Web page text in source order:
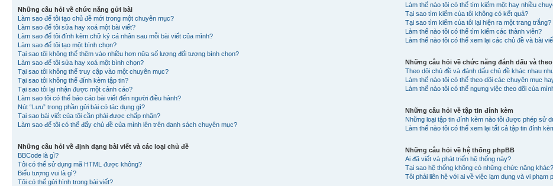
Những câu hỏi về chức năng gửi bài
Làm sao để tôi tạo chủ đề mới trong một chuyên mục?
Làm sao để tôi sửa hay xoá một bài viết?
Làm sao để tôi đính kèm chữ ký cá nhân sau mỗi bài viết của mình?
Làm sao để tôi tạo một bình chọn?
Tại sao tôi không thể thêm vào nhiều hơn nữa số lượng đối tượng bình chọn?
Làm sao để tôi sửa hay xoá một bình chọn?
Tại sao tôi không thể truy cập vào một chuyên mục?
Tại sao tôi không thể đính kèm tập tin?
Tại sao tôi lại nhận được một cảnh cáo?
Làm sao tôi có thể báo cáo bài viết đến người điều hành?
Nút “Lưu” trong phần gửi bài có tác dụng gì?
Tại sao bài viết của tôi cần phải được chấp nhận?
Làm sao để tôi có thể đẩy chủ đề của mình lên trên danh sách chuyên mục?
Những câu hỏi về định dạng bài viết và các loại chủ đề
BBCode là gì?
Tôi có thể sử dụng mã HTML được không?
Biểu tượng vui là gì?
Tôi có thể gửi hình trong bài viết?
Làm thế nào tôi có thể tìm kiếm một hay nhiều
Tại sao tìm kiếm của tôi không có kết quả?
Tại sao tìm kiếm của tôi lại hiện ra một trang trắng?
Làm thế nào tôi có thể tìm kiếm các thành viên?
Làm thế nào tôi có thể xem lại các chủ đề và bài
Những câu hỏi về chức năng đánh dấu và
Theo dõi chủ đề và đánh dấu chủ đề khác nhau
Làm thế nào tôi có thể theo dõi các chuyên mục
Làm thế nào tôi có thể ngưng việc theo dõi của
Những câu hỏi về tập tin đính kèm
Những loại tập tin đính kèm nào tôi được phép sử
Làm thế nào tôi có thể xem lại tất cả tập tin đính
Những câu hỏi về hệ thống phpBB
Ai đã viết và phát triển hệ thống này?
Tại sao hệ thống không có những chức năng khác?
Tôi phải liên hệ với ai về việc lạm dụng và vi phạm